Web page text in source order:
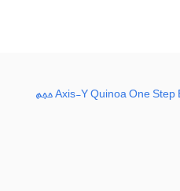
ژل شوینده Axis-Y Quinoa One Step Balanced Gel Cleanser حجم